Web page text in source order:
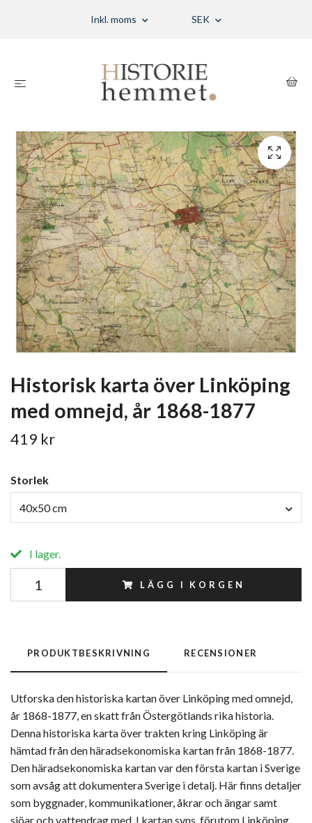
Inkl. moms SEK
Historisk karta över Linköping
med omnejd, år 1868-1877
419 kr
Storlek
40x50 cm
I lager.
LÄGG I KORGEN
PRODUKTBESKRIVNING RECENSIONER
Utforska den historiska kartan över Linköping med omnejd,
år 1868-1877, en skatt från Östergötlands rika historia.
Denna historiska karta över trakten kring Linköping är
hämtad från den häradsekonomiska kartan från 1868-1877.
Den häradsekonomiska kartan var den första kartan i Sverige
som avsåg att dokumentera Sverige i detalj. Här finns detaljer
som byggnader, kommunikationer, åkrar och ängar samt
sjöar och vattendrag med. I kartan syns, förutom Linköping,